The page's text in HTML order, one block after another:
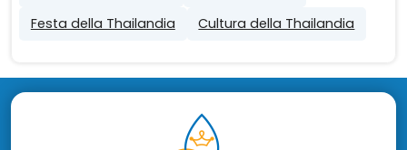
Festa della Thailandia
Cultura della Thailandia